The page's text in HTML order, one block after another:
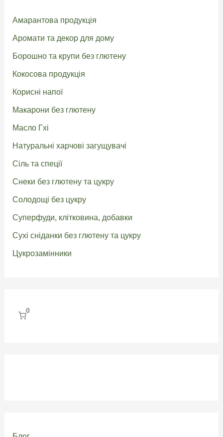
Амарантова продукція
Аромати та декор для дому
Борошно та крупи без глютену
Кокосова продукція
Корисні напої
Макарони без глютену
Масло Гхі
Натуральні харчові загущувачі
Сіль та спеції
Снеки без глютену та цукру
Солодощі без цукру
Суперфуди, клітковина, добавки
Сухі сніданки без глютену та цукру
Цукрозамінники
0